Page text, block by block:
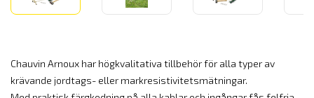
Chauvin Arnoux har högkvalitativa tillbehör för alla typer av
krävande jordtags- eller markresistivitetsmätningar.